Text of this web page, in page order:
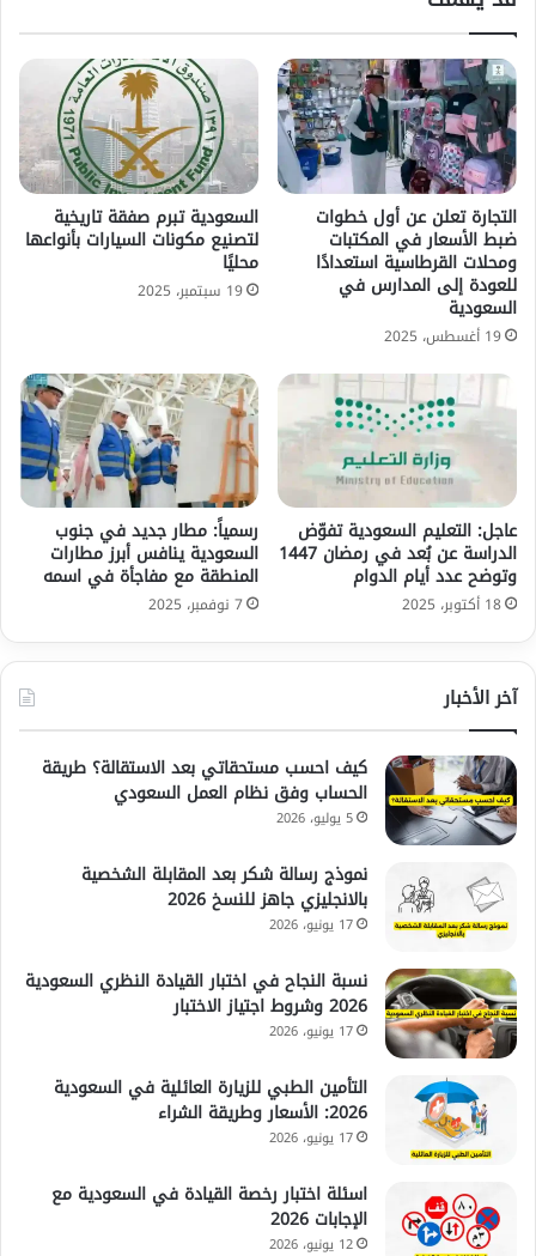
التجارة تعلن عن أول خطوات
ضبط الأسعار في المكتبات
ومحلات القرطاسية استعدادًا
للعودة إلى المدارس في
السعودية
19 أغسطس، 2025
السعودية تبرم صفقة تاريخية
لتصنيع مكونات السيارات بأنواعها
محليًا
19 سبتمبر، 2025
عاجل: التعليم السعودية تفوّض
الدراسة عن بُعد في رمضان 1447
وتوضح عدد أيام الدوام
18 أكتوبر، 2025
رسمياً: مطار جديد في جنوب
السعودية ينافس أبرز مطارات
المنطقة مع مفاجأة في اسمه
7 نوفمبر، 2025
آخر الأخبار
كيف احسب مستحقاتي بعد الاستقالة؟ طريقة
الحساب وفق نظام العمل السعودي
5 يوليو، 2026
نموذج رسالة شكر بعد المقابلة الشخصية
بالانجليزي جاهز للنسخ 2026
17 يونيو، 2026
نسبة النجاح في اختبار القيادة النظري السعودية
2026 وشروط اجتياز الاختبار
17 يونيو، 2026
التأمين الطبي للزيارة العائلية في السعودية
2026: الأسعار وطريقة الشراء
17 يونيو، 2026
اسئلة اختبار رخصة القيادة في السعودية مع
الإجابات 2026
12 يونيو، 2026